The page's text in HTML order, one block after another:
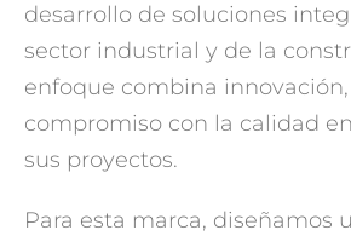
desarrollo de soluciones
sector industrial y de la
enfoque combina
compromiso con la calidad
sus proyectos.
Para esta marca, diseñamos